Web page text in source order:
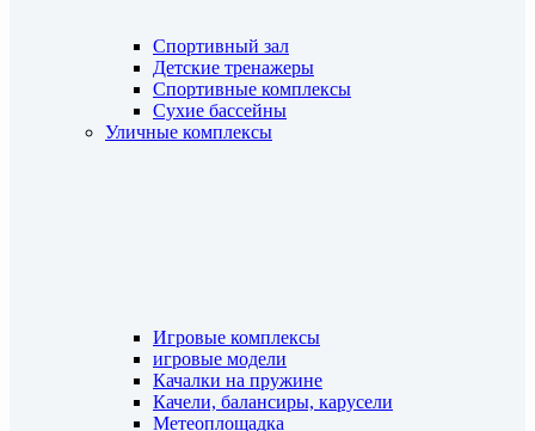
Спортивный зал
Детские тренажеры
Спортивные комплексы
Сухие бассейны
Уличные комплексы
Игровые комплексы
игровые модели
Качалки на пружине
Качели, балансиры, карусели
Метеоплощадка